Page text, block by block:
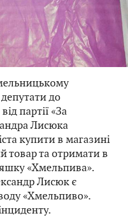
до
партії «За
Лисюка
купити в магазині
товар та отримати в
«Хмельпива».
Лисюк є
«Хмельпиво».